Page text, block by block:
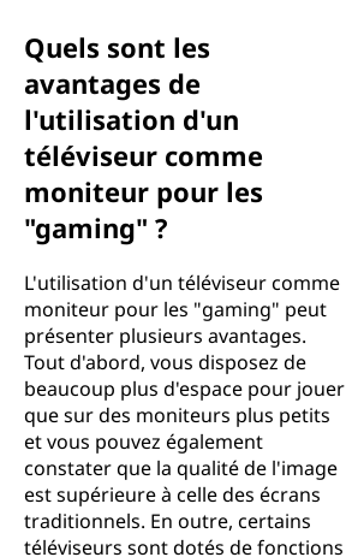
Quels sont les
avantages de
l'utilisation d'un
téléviseur comme
moniteur pour les
"gaming" ?
L'utilisation d'un téléviseur comme
moniteur pour les "gaming" peut
présenter plusieurs avantages.
Tout d'abord, vous disposez de
beaucoup plus d'espace pour jouer
que sur des moniteurs plus petits
et vous pouvez également
constater que la qualité de l'image
est supérieure à celle des écrans
traditionnels. En outre, certains
téléviseurs sont dotés de fonctions